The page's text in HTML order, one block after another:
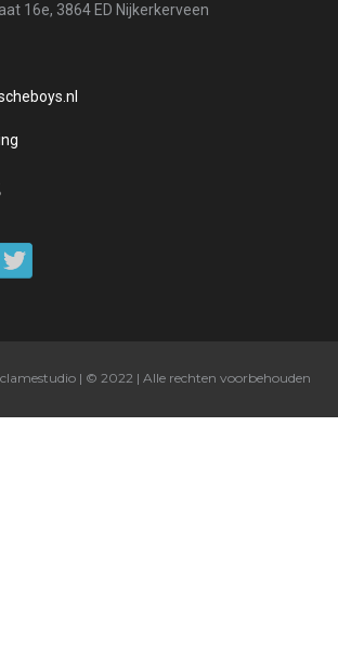
16e, 3864 ED Nijkerkerveen
| © 2022 | Alle rechten voorbehouden